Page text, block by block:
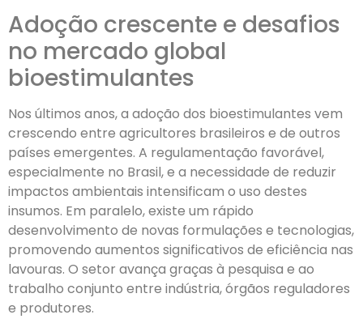
Adoção crescente e desafios
no mercado global
bioestimulantes
Nos últimos anos, a adoção dos bioestimulantes vem
crescendo entre agricultores brasileiros e de outros
países emergentes. A regulamentação favorável,
especialmente no Brasil, e a necessidade de reduzir
impactos ambientais intensificam o uso destes
insumos. Em paralelo, existe um rápido
desenvolvimento de novas formulações e tecnologias,
promovendo aumentos significativos de eficiência nas
lavouras. O setor avança graças à pesquisa e ao
trabalho conjunto entre indústria, órgãos reguladores
e produtores.